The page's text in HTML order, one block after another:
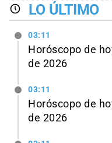
LO ÚLTIMO
03:11
Horóscopo de
de 2026
03:11
Horóscopo de
de 2026